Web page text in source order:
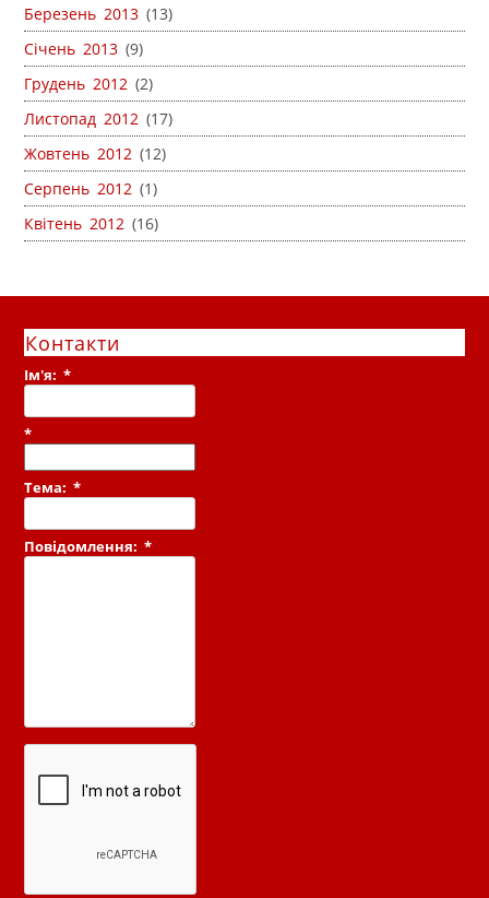
Березень 2013 (13)
Січень 2013 (9)
Грудень 2012 (2)
Листопад 2012 (17)
Жовтень 2012 (12)
Серпень 2012 (1)
Квітень 2012 (16)
Контакти
Ім'я:*
*
Тема:*
Повідомлення:*